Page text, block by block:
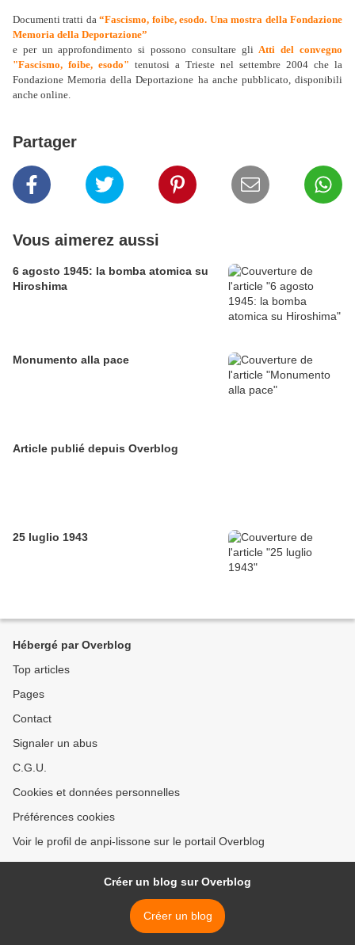
Documenti tratti da“Fascismo, foibe, esodo. Una mostra della Fondazione
Memoria della Deportazione”
e per un approfondimento si possono consultare gliAtti del convegno
"Fascismo, foibe, esodo" tenutosi a Trieste nel settembre 2004 che la
Fondazione Memoria della Deportazione ha anche pubblicato, disponibili
anche online.
Partager
Vous aimerez aussi
6 agosto 1945: la bomba atomica su
Hiroshima
Monumento alla pace
Article publié depuis Overblog
25 luglio 1943
Hébergé par Overblog
Top articles
Pages
Contact
Signaler un abus
C.G.U.
Cookies et données personnelles
Préférences cookies
Voir le profil de anpi-lissone sur le portail Overblog
Créer un blog sur Overblog
Créer un blog